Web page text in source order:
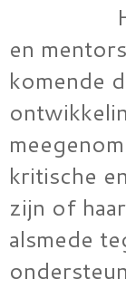
en
komende
kritische
zijn of
alsmede